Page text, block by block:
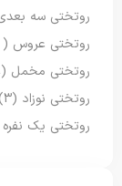
روتختی سه
روتختی عروس (71)
روتختی مخمل (18)
روتختی نوزاد (3)
روتختی یک نفره